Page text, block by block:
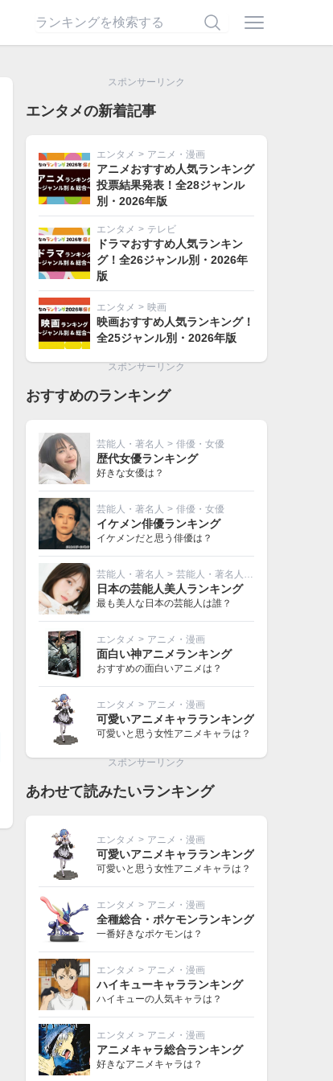
スポンサーリンク
エンタメの新着記事
エンタメ > アニメ・漫画
アニメおすすめ人気ランキング
投票結果発表！全28ジャンル
別・2026年版
エンタメ > テレビ
ドラマおすすめ人気ランキン
グ！全26ジャンル別・2026年
版
エンタメ > 映画
映画おすすめ人気ランキング！
全25ジャンル別・2026年版
スポンサーリンク
おすすめのランキング
芸能人・著名人 > 俳優・女優
歴代女優ランキング
好きな女優は？
芸能人・著名人 > 俳優・女優
イケメン俳優ランキング
イケメンだと思う俳優は？
芸能人・著名人 > 芸能人・著名人その他
日本の芸能人美人ランキング
最も美人な日本の芸能人は誰？
エンタメ > アニメ・漫画
面白い神アニメランキング
おすすめの面白いアニメは？
エンタメ > アニメ・漫画
可愛いアニメキャラランキング
可愛いと思う女性アニメキャラは？
スポンサーリンク
あわせて読みたいランキング
エンタメ > アニメ・漫画
可愛いアニメキャラランキング
可愛いと思う女性アニメキャラは？
エンタメ > アニメ・漫画
全種総合・ポケモンランキング
一番好きなポケモンは？
エンタメ > アニメ・漫画
ハイキューキャラランキング
ハイキューの人気キャラは？
エンタメ > アニメ・漫画
アニメキャラ総合ランキング
好きなアニメキャラは？